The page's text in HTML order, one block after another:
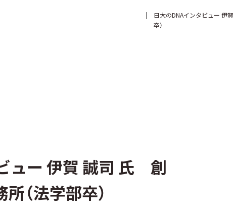
日大のDNAインタビュー 伊
卒）
ュー 伊賀 誠司 氏 創
（法学部卒）